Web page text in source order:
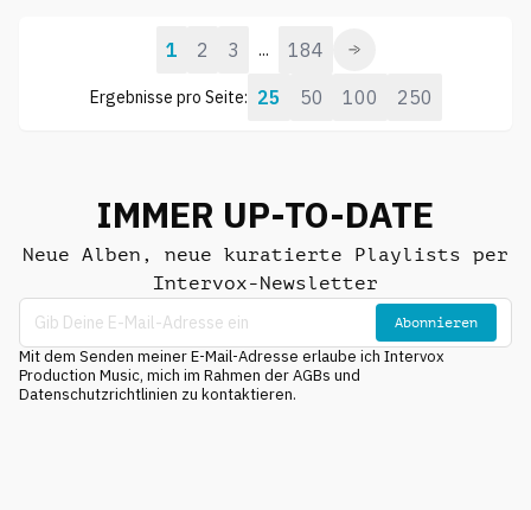
Ergebnisse pro Seite: 25 50 100 250
1 2 3 ... 184
IMMER UP-TO-DATE
Neue Alben, neue kuratierte Playlists per
Intervox-Newsletter
Abonnieren
Mit dem Senden meiner E-Mail-Adresse erlaube ich Intervox
Production Music, mich im Rahmen der AGBs und
Datenschutzrichtlinien zu kontaktieren.